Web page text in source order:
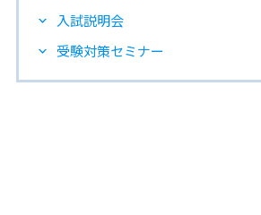
入試説明会
受験対策セミナー